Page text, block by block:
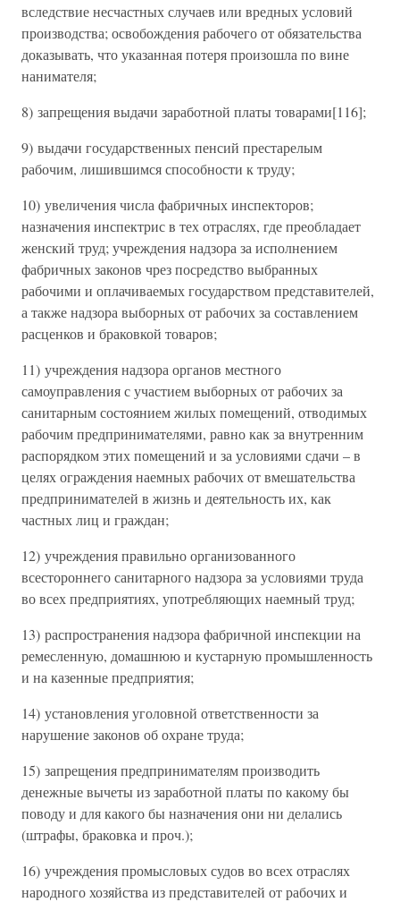
вследствие несчастных случаев или вредных условий
производства; освобождения рабочего от обязательства
доказывать, что указанная потеря произошла по вине
нанимателя;
8) запрещения выдачи заработной платы товарами[116];
9) выдачи государственных пенсий престарелым
рабочим, лишившимся способности к труду;
10) увеличения числа фабричных инспекторов;
назначения инспектрис в тех отраслях, где преобладает
женский труд; учреждения надзора за исполнением
фабричных законов чрез посредство выбранных
рабочими и оплачиваемых государством представителей,
а также надзора выборных от рабочих за составлением
расценков и браковкой товаров;
11) учреждения надзора органов местного
самоуправления с участием выборных от рабочих за
санитарным состоянием жилых помещений, отводимых
рабочим предпринимателями, равно как за внутренним
распорядком этих помещений и за условиями сдачи – в
целях ограждения наемных рабочих от вмешательства
предпринимателей в жизнь и деятельность их, как
частных лиц и граждан;
12) учреждения правильно организованного
всестороннего санитарного надзора за условиями труда
во всех предприятиях, употребляющих наемный труд;
13) распространения надзора фабричной инспекции на
ремесленную, домашнюю и кустарную промышленность
и на казенные предприятия;
14) установления уголовной ответственности за
нарушение законов об охране труда;
15) запрещения предпринимателям производить
денежные вычеты из заработной платы по какому бы
поводу и для какого бы назначения они ни делались
(штрафы, браковка и проч.);
16) учреждения промысловых судов во всех отраслях
народного хозяйства из представителей от рабочих и